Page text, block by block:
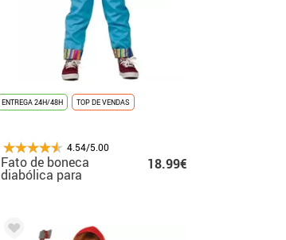
ENTREGA 24H/48H TOP DE VENDAS
4.54/5.00
Fato de boneca
diabólica para
18.99€